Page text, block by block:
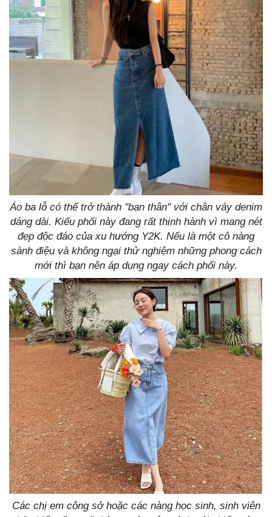
Áo ba lỗ có thể trở thành ''bạn thân'' với chân váy denim
dáng dài. Kiểu phối này đang rất thịnh hành vì mang nét
đẹp độc đáo của xu hướng Y2K. Nếu là một cô nàng
sành điệu và không ngại thử nghiệm những phong cách
mới thì bạn nên áp dụng ngay cách phối này.
Các chị em công sở hoặc các nàng học sinh, sinh viên